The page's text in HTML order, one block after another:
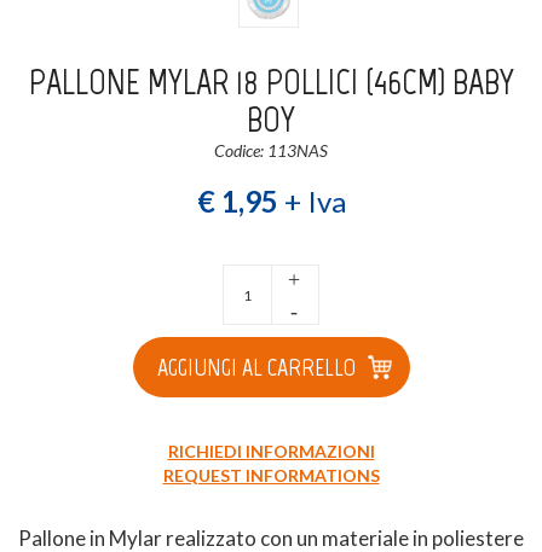
PALLONE MYLAR 18 POLLICI (46CM) BABY
BOY
Codice: 113NAS
€ 1,95 + Iva
+
-
AGGIUNGI AL CARRELLO
RICHIEDI INFORMAZIONI
REQUEST INFORMATIONS
Pallone in Mylar realizzato con un materiale in poliestere